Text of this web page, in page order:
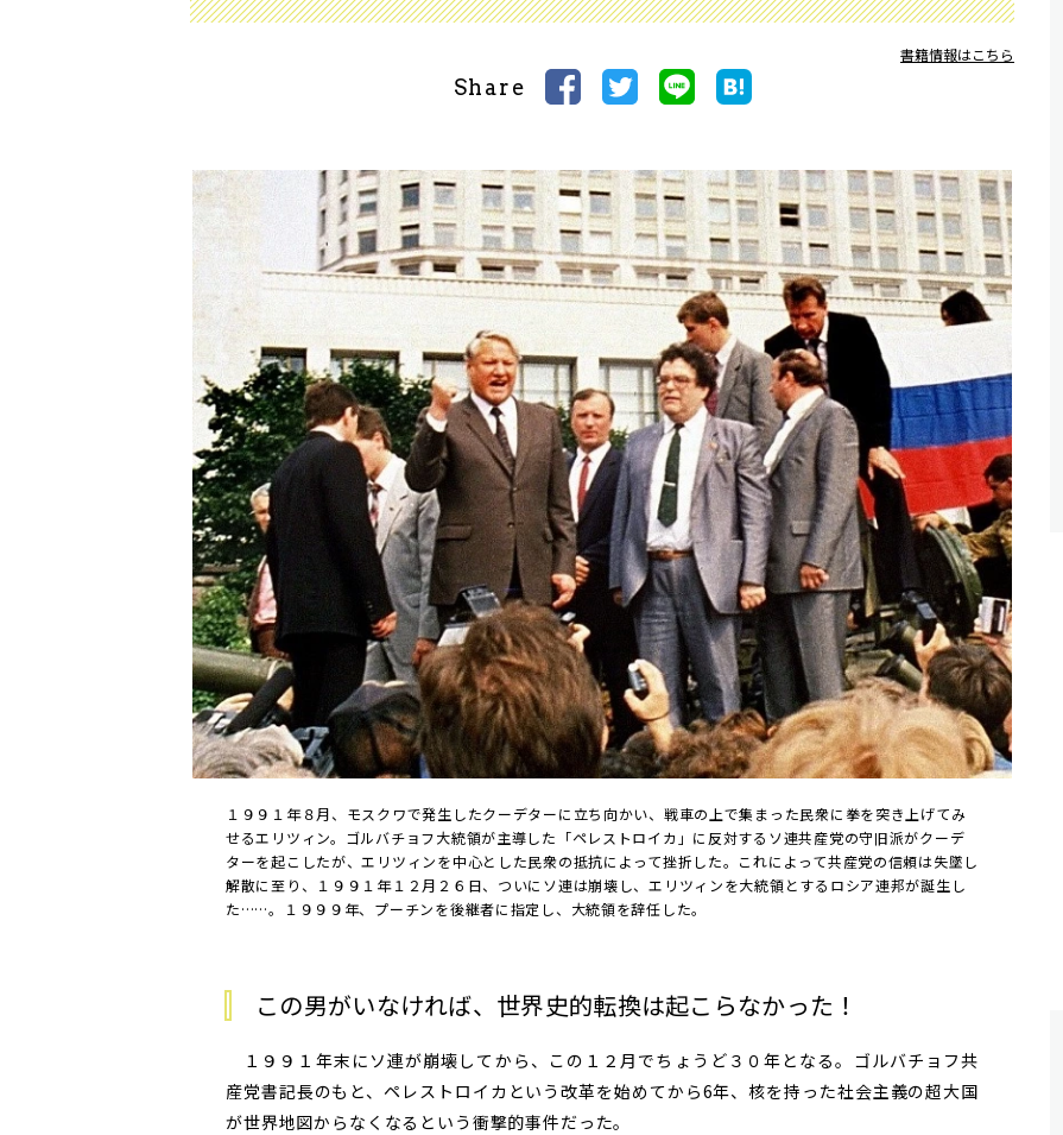
書籍情報はこちら
Share
１９９１年８月、モスクワで発生したクーデターに立ち向かい、戦車の上で集まった民衆に拳を突き上げてみ
せるエリツィン。ゴルバチョフ大統領が主導した「ペレストロイカ」に反対するソ連共産党の守旧派がクーデ
ターを起こしたが、エリツィンを中心とした民衆の抵抗によって挫折した。これによって共産党の信頼は失墜し
解散に至り、１９９１年１２月２６日、ついにソ連は崩壊し、エリツィンを大統領とするロシア連邦が誕生し
た……。１９９９年、プーチンを後継者に指定し、大統領を辞任した。
この男がいなければ、世界史的転換は起こらなかった！
１９９１年末にソ連が崩壊してから、この１２月でちょうど３０年となる。ゴルバチョフ共
産党書記長のもと、ペレストロイカという改革を始めてから6年、核を持った社会主義の超大国
が世界地図からなくなるという衝撃的事件だった。